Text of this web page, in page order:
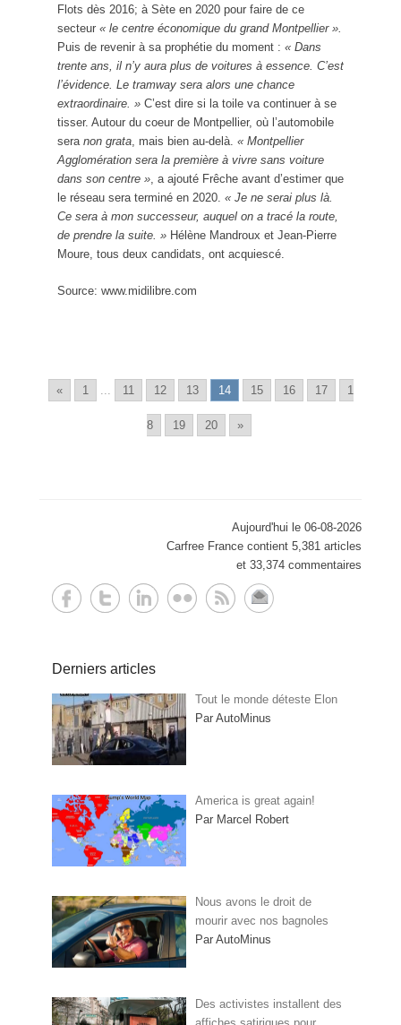
Flots dès 2016; à Sète en 2020 pour faire de ce
secteur « le centre économique du grand Montpellier ».
Puis de revenir à sa prophétie du moment : « Dans
trente ans, il n’y aura plus de voitures à essence. C’est
l’évidence. Le tramway sera alors une chance
extraordinaire. » C’est dire si la toile va continuer à se
tisser. Autour du coeur de Montpellier, où l’automobile
sera non grata, mais bien au-delà. « Montpellier
Agglomération sera la première à vivre sans voiture
dans son centre », a ajouté Frêche avant d’estimer que
le réseau sera terminé en 2020. « Je ne serai plus là.
Ce sera à mon successeur, auquel on a tracé la route,
de prendre la suite. » Hélène Mandroux et Jean-Pierre
Moure, tous deux candidats, ont acquiescé.
Source: www.midilibre.com
« 1 ... 11 12 13 14 15 16 17 1
8 19 20 »
Aujourd'hui le 06-08-2026
Carfree France contient 5,381 articles
et 33,374 commentaires
Derniers articles
Tout le monde déteste Elon
Par AutoMinus
America is great again!
Par Marcel Robert
Nous avons le droit de
mourir avec nos bagnoles
Par AutoMinus
Des activistes installent des